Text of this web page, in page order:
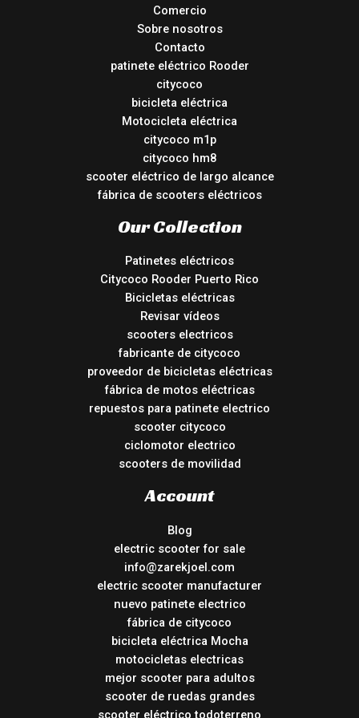
Comercio
Sobre nosotros
Contacto
patinete eléctrico Rooder
citycoco
bicicleta eléctrica
Motocicleta eléctrica
citycoco m1p
citycoco hm8
scooter eléctrico de largo alcance
fábrica de scooters eléctricos
Our Collection
Patinetes eléctricos
Citycoco Rooder Puerto Rico
Bicicletas eléctricas
Revisar vídeos
scooters electricos
fabricante de citycoco
proveedor de bicicletas eléctricas
fábrica de motos eléctricas
repuestos para patinete electrico
scooter citycoco
ciclomotor electrico
scooters de movilidad
Account
Blog
electric scooter for sale
info@zarekjoel.com
electric scooter manufacturer
nuevo patinete electrico
fábrica de citycoco
bicicleta eléctrica Mocha
motocicletas electricas
mejor scooter para adultos
scooter de ruedas grandes